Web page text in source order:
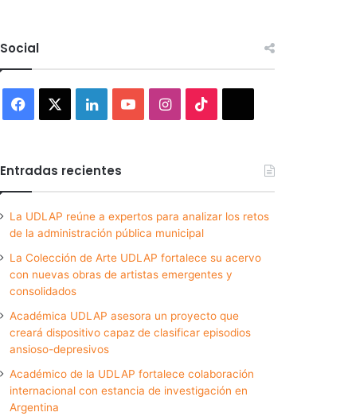
Social
Facebook LinkedInYouTubeInstagram
Entradas recientes
La UDLAP reúne a expertos para analizar los retos
de la administración pública municipal
La Colección de Arte UDLAP fortalece su acervo
con nuevas obras de artistas emergentes y
consolidados
Académica UDLAP asesora un proyecto que
creará dispositivo capaz de clasificar episodios
ansioso-depresivos
Académico de la UDLAP fortalece colaboración
internacional con estancia de investigación en
Argentina